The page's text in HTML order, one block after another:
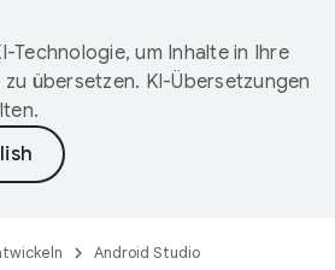
Technologie, um Inhalte in Ihre
übersetzen. KI-Übersetzungen
Android Studio